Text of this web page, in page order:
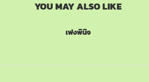
YOU MAY ALSO LIKE
เพ่งพินิจ